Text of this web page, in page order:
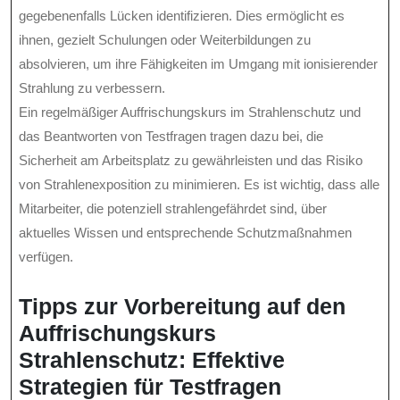
gegebenenfalls Lücken identifizieren. Dies ermöglicht es
ihnen, gezielt Schulungen oder Weiterbildungen zu
absolvieren, um ihre Fähigkeiten im Umgang mit ionisierender
Strahlung zu verbessern.
Ein regelmäßiger Auffrischungskurs im Strahlenschutz und
das Beantworten von Testfragen tragen dazu bei, die
Sicherheit am Arbeitsplatz zu gewährleisten und das Risiko
von Strahlenexposition zu minimieren. Es ist wichtig, dass alle
Mitarbeiter, die potenziell strahlengefährdet sind, über
aktuelles Wissen und entsprechende Schutzmaßnahmen
verfügen.
Tipps zur Vorbereitung auf den
Auffrischungskurs
Strahlenschutz: Effektive
Strategien für Testfragen